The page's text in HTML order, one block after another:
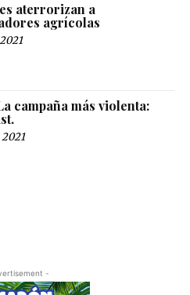
aterrorizan a
agrícolas
campaña más violenta:
-